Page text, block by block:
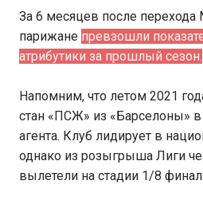
За 6 месяцев после
парижане превзошли
атрибутики за прошлый сезон.
Напомним, что летом 2021
стан «ПСЖ» из «Барселоны» в
агента. Клуб лидирует в
однако из розыгрыша Лиги
вылетели на стадии 1/8